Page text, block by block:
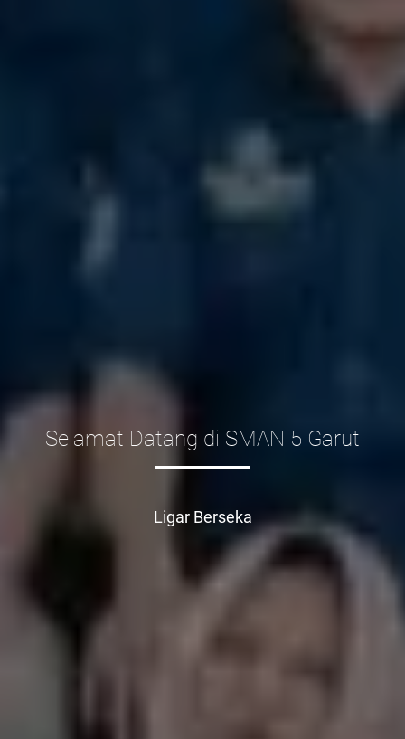
Selamat Datang di SMAN 5 Garut
Ligar Berseka